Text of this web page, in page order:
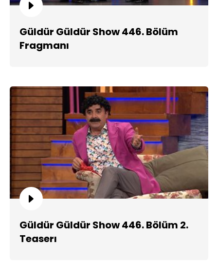
Güldür Güldür Show 446. Bölüm
Fragmanı
Güldür Güldür Show 446. Bölüm 2.
Teaserı